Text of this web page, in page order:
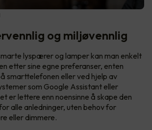
og miljøvennlig
lyspærer og lamper kan man enkelt
etter sine egne preferanser, enten
smarttelefonen eller ved hjelp av
som Google Assistant eller
er lettere enn noensinne å skape den
alle anledninger, uten behov for
eller dimmere.